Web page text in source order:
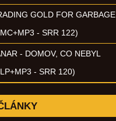
GOLD FOR GARBAGE
- SRR 122)
- DOMOV, CO NEBYL
- SRR 120)